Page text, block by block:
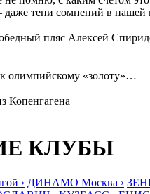
даже тени сомнений в нашей
пляс Алексей
олимпийскому «золоту»…
Копенгагена
КЛУБЫ
› ДИНАМО Москва ›